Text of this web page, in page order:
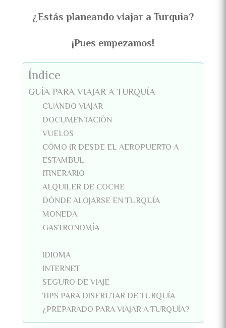
¿Estás planeando viajar a Turquia?
¡Pues empezamos!
Índice
GUÍA PARA VIAJAR A TURQUÍA
CUÁNDO VIAJAR
DOCUMENTACIÓN
VUELOS
CÓMO IR DESDE EL AEROPUERTO A
ESTAMBUL
ITINERARIO
ALQUILER DE COCHE
DÓNDE ALOJARSE EN TURQUÍA
MONEDA
GASTRONOMÍA
IDIOMA
INTERNET
SEGURO DE VIAJE
TIPS PARA DISFRUTAR DE TURQUÍA
¿PREPARADO PARA VIAJAR A TURQUÍA?